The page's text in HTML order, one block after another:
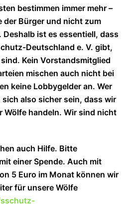
bestimmen immer mehr –
der Bürger und nicht zum
Deshalb ist es essentiell, dass
Deutschland e. V. gibt,
Kein Vorstandsmitglied
mischen auch nicht bei
keine Lobbygelder an. Wer
also sicher sein, dass wir
Wölfe handeln. Wir sind nicht
auch Hilfe. Bitte
einer Spende. Auch mit
5 Euro im Monat können wir
ter für unsere Wölfe